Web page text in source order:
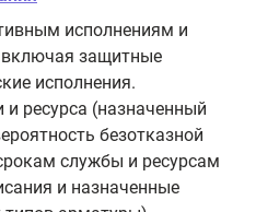
исполнениям и
защитные
исполнения.
и ресурса (назначенный
безотказной
службы и ресурсам
и назначенные